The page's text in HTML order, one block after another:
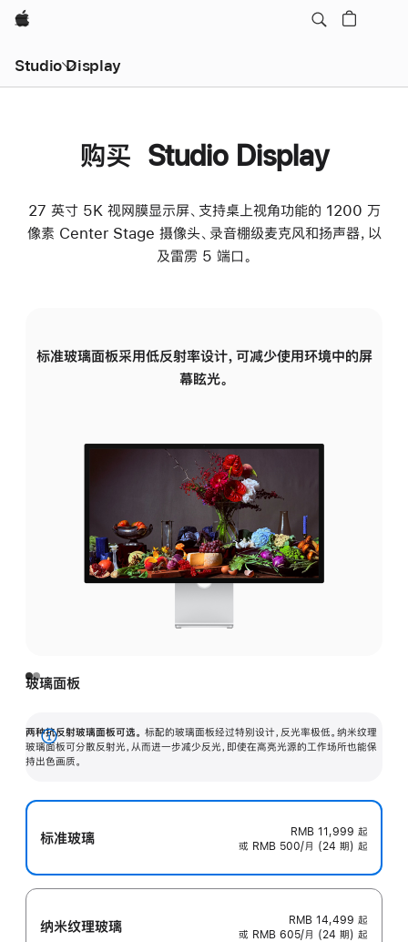
Apple
Studio Display
购买 Studio Display
27 英寸 5K 视网膜显示屏、支持桌上视角功能的 1200 万
像素 Center Stage 摄像头、录音棚级麦克风和扬声器，以
及雷雳 5 端口。
标准玻璃面板采用低反射率设计，可减少使用环境中的屏
幕眩光。
玻璃面板
两种抗反射玻璃面板可选。 标配的玻璃面板经过特别设计，反光率极低。纳米纹理
玻璃面板可分散反射光，从而进一步减少反光，即使在高亮光源的工作场所也能保
持出色画质。
展
开
标准玻璃 RMB 11,999 起
或 RMB 500/月 (24 期) 起
纳米纹理玻璃 RMB 14,499 起
或 RMB 605/月 (24 期) 起